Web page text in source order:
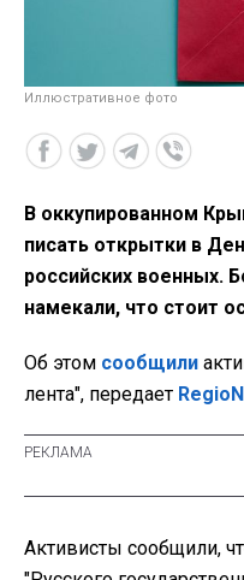
Иллюстративное фото
В оккупированном
писать открытки в
российских военных.
намекали, что стоит
Об этом сообщили
лента", передает
Активисты сообщили,